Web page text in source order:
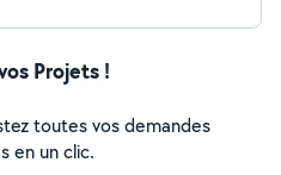
Projets !
toutes vos demandes
en un clic.